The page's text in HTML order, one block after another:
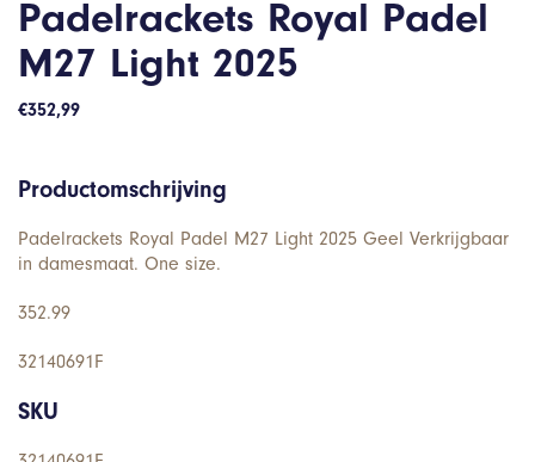
Padelrackets Royal Padel
M27 Light 2025
€352,99
Productomschrijving
Padelrackets Royal Padel M27 Light 2025 Geel Verkrijgbaar
in damesmaat. One size.
352.99
32140691F
SKU